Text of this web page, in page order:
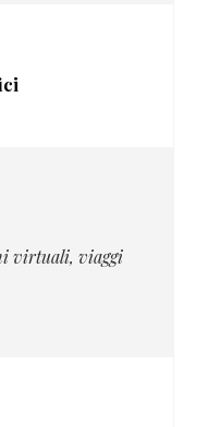
virtuali, viaggi